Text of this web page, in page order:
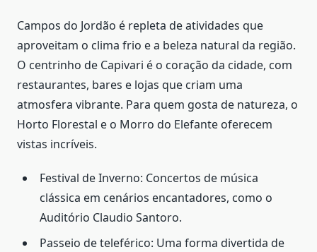
Campos do Jordão é repleta de atividades que
aproveitam o clima frio e a beleza natural da região.
O centrinho de Capivari é o coração da cidade, com
restaurantes, bares e lojas que criam uma
atmosfera vibrante. Para quem gosta de natureza, o
Horto Florestal e o Morro do Elefante oferecem
vistas incríveis.
Festival de Inverno: Concertos de música
clássica em cenários encantadores, como o
Auditório Claudio Santoro.
Passeio de teleférico: Uma forma divertida de